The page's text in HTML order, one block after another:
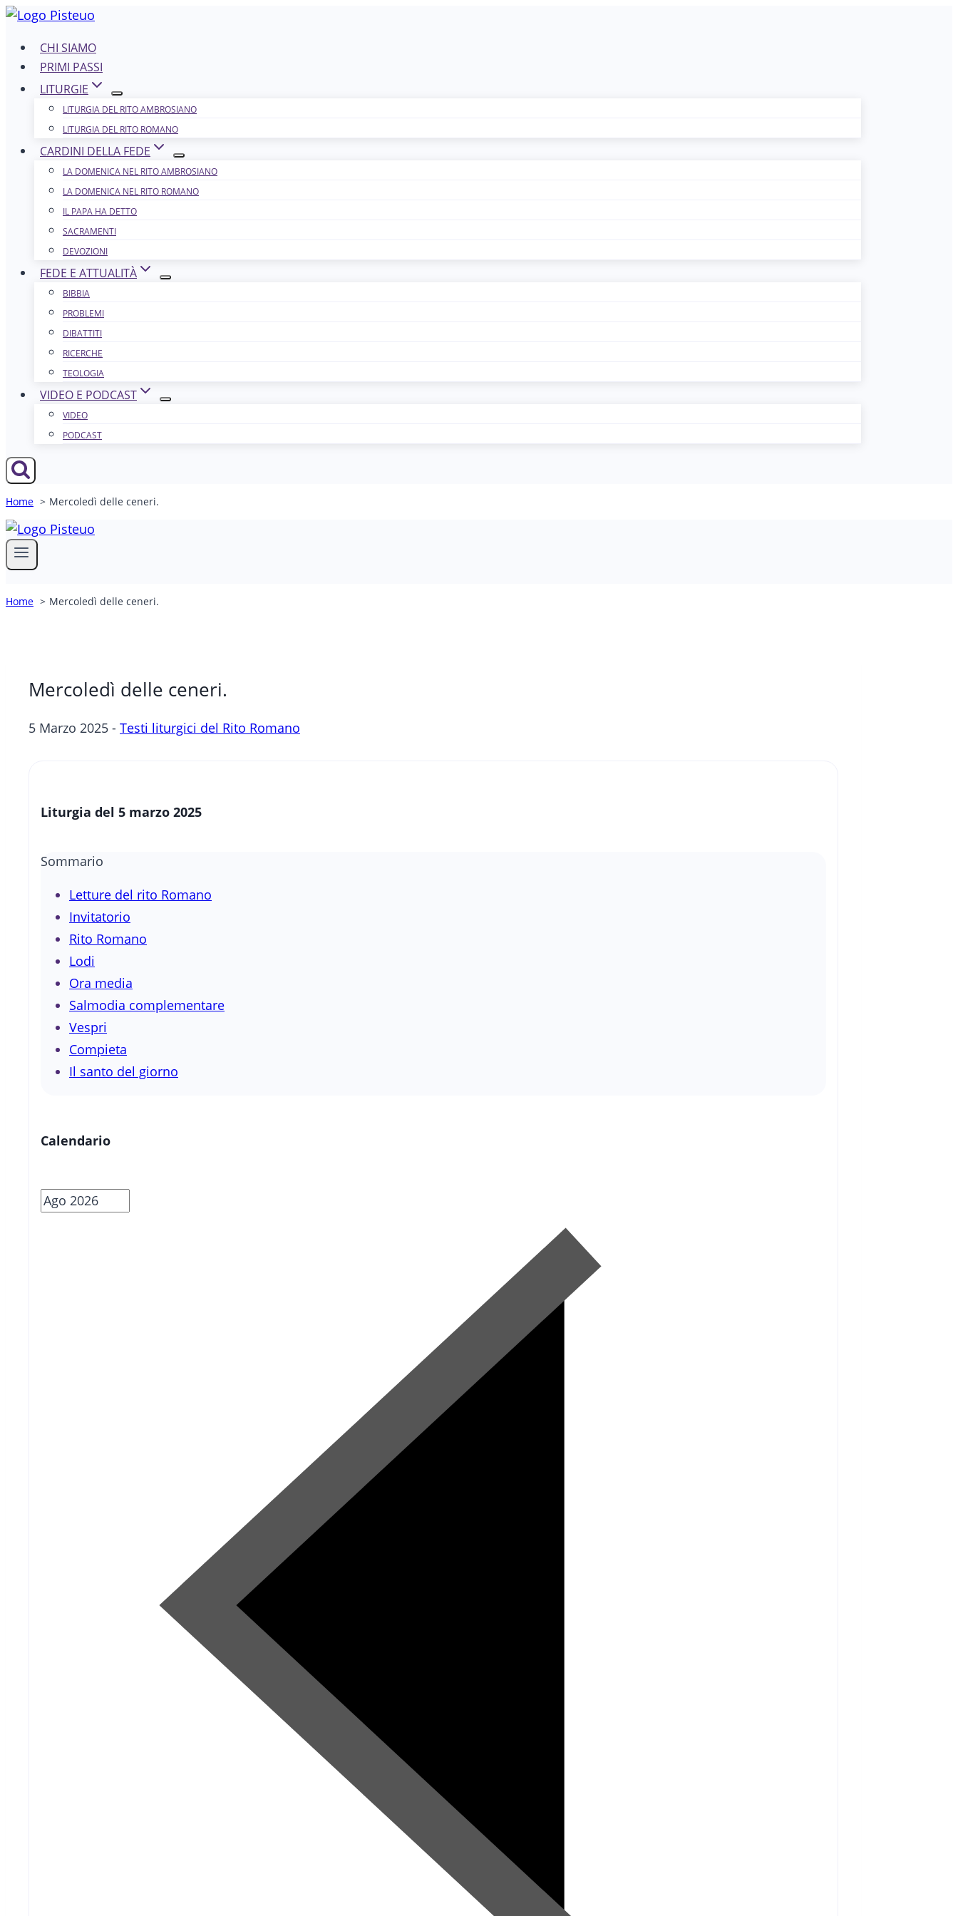
Salta
contenutoCHI SIAMO
PRIMI PASSI
LITURGIE
LITURGIA DEL RITO AMBROSIANO
LITURGIA DEL RITO ROMANO
CARDINI DELLA FEDE
LA DOMENICA NEL R​​​​​​ITO AMBROSIANO
LA DOMENICA NEL RITO ROMANO
IL PAPA HA DETTO
SACRAMENTI
DEVOZIONI
FEDE E ATTUALITÀ
BIBBIA
PROBLEMI
DIBATTITI
RICERCHE
TEOLOGIA
VIDEO E PODCAST
VIDEO
PODCAST
Home Mercoledì delle ceneri.
Home Mercoledì delle ceneri.
Mercoledì delle ceneri.
5 Marzo 2025 - Testi liturgici del Rito Romano
Liturgia del 5 marzo 2025
Sommario
Letture del rito Romano
Invitatorio
Rito Romano
Lodi
Ora media
Salmodia complementare
Vespri
Compieta
Il santo del giorno
Calendario